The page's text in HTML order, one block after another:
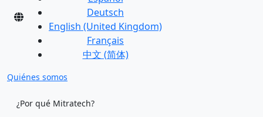
Deutsch
English (United Kingdom)
Français
中文 (简体)
Quiénes somos
¿Por qué Mitratech?